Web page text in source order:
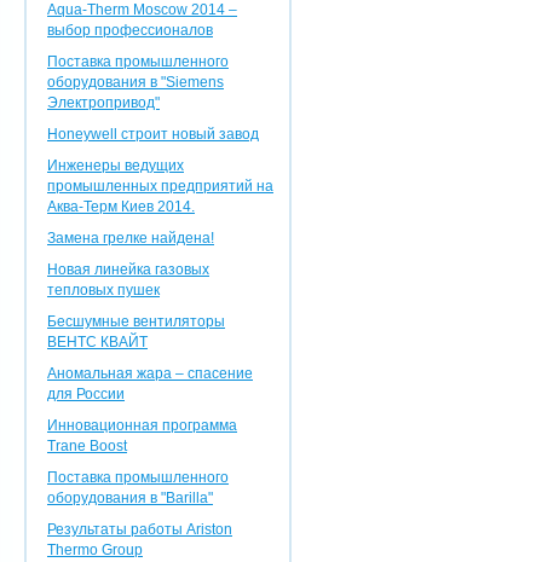
Aqua-Therm Moscow 2014 –
выбор профессионалов
Поставка промышленного
оборудования в "Siemens
Электропривод"
Honeywell строит новый завод
Инженеры ведущих
промышленных предприятий на
Аква-Терм Киев 2014.
Замена грелке найдена!
Новая линейка газовых
тепловых пушек
Бесшумные вентиляторы
ВЕНТС КВАЙТ
Аномальная жара – спасение
для России
Инновационная программа
Trane Boost
Поставка промышленного
оборудования в "Barilla"
Результаты работы Ariston
Thermo Group